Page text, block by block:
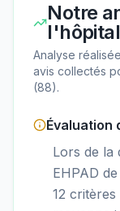
Notre
l'hôpital
Analyse
avis collectés
(88).
Évaluation
Lors de la
EHPAD
12